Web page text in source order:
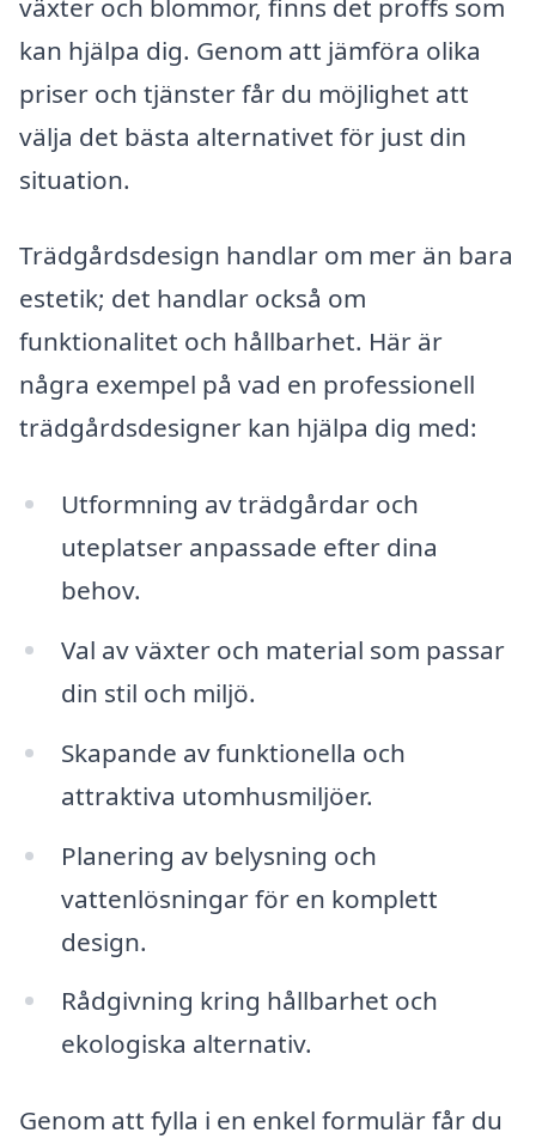
kan hjälpa dig. Genom att jämföra olika
priser och tjänster får du möjlighet att
välja det bästa alternativet för just din
situation.
Trädgårdsdesign handlar om mer än bara
estetik; det handlar också om
funktionalitet och hållbarhet. Här är
några exempel på vad en professionell
trädgårdsdesigner kan hjälpa dig med:
Utformning av trädgårdar och
uteplatser anpassade efter dina
behov.
Val av växter och material som passar
din stil och miljö.
Skapande av funktionella och
attraktiva utomhusmiljöer.
Planering av belysning och
vattenlösningar för en komplett
design.
Rådgivning kring hållbarhet och
ekologiska alternativ.
Genom att fylla i en enkel formulär får du